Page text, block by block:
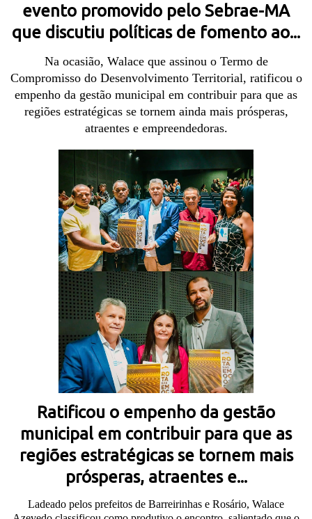
evento promovido pelo Sebrae-MA
que discutiu políticas de fomento ao...
Na ocasião, Walace que assinou o Termo de
Compromisso do Desenvolvimento Territorial, ratificou o
empenho da gestão municipal em contribuir para que as
regiões estratégicas se tornem ainda mais prósperas,
atraentes e empreendedoras.
Ratificou o empenho da gestão
municipal em contribuir para que as
regiões estratégicas se tornem mais
prósperas, atraentes e...
Ladeado pelos prefeitos de Barreirinhas e Rosário, Walace